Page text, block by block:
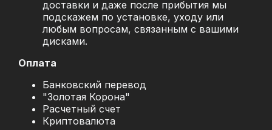
доставки и даже после прибытия мы
подскажем по установке, уходу или
любым вопросам, связанным с вашими
дисками.
Оплата
Банковский перевод
"Золотая Корона"
Расчетный счет
Криптовалюта